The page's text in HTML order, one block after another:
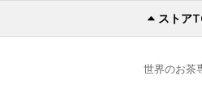
ストア
世界のお茶